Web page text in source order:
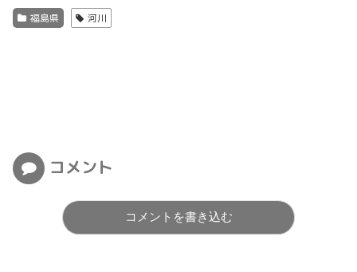
福島県 河川
コメント
コメントを書き込む